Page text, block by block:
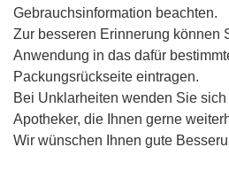
Gebrauchsinformation beachten.
Zur besseren Erinnerung können
Anwendung in das dafür
Packungsrückseite eintragen.
Bei Unklarheiten wenden Sie
Apotheker, die Ihnen gerne
Wir wünschen Ihnen gute